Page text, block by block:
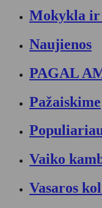
Mokykla ir
Naujienos
PAGAL
Pažaiskime
Vaiko
Vasaros